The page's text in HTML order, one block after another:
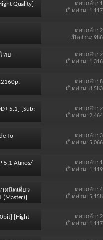
Quality]-
ตอบกลับ: 1
เปิดอ่าน: 1,117
ตอบกลับ:2
เปิดอ่าน: 986
ทย-
ตอบกลับ:2
เปิดอ่าน: 1,316
ตอบกลับ:8
เปิดอ่าน: 8,583
5.1]-[Sub:
ตอบกลับ:2
เปิดอ่าน: 2,464
To
ตอบกลับ: 3
เปิดอ่าน: 5,066
5.1 Atmos/
ตอบกลับ: 1
เปิดอ่าน: 1,119
าดนิดเดียว
(Master)]
ตอบกลับ:4
เปิดอ่าน: 5,158
[Hight
ตอบกลับ:2
เปิดอ่าน: 1,117